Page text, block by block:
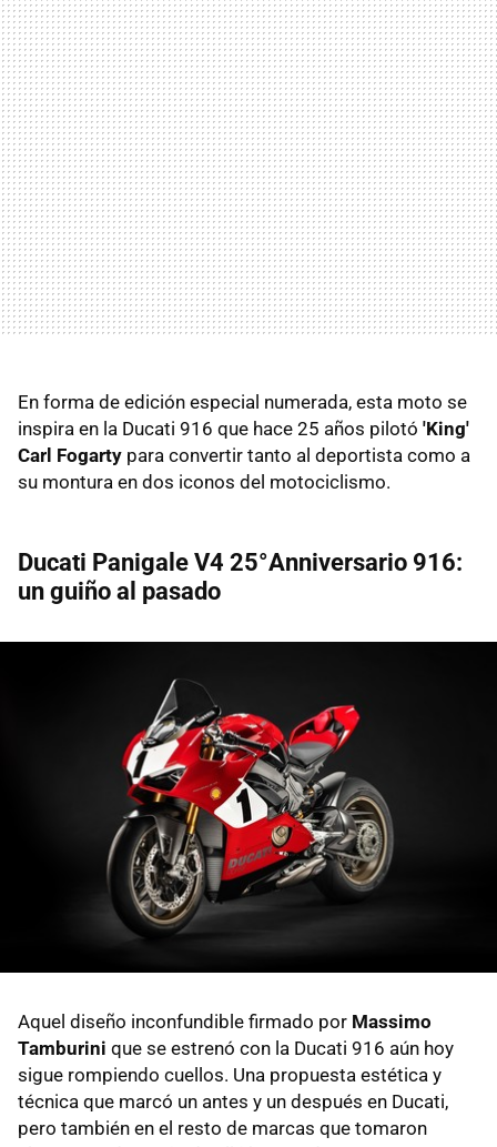
En forma de edición especial numerada, esta moto se
inspira en la Ducati 916 que hace 25 años pilotó 'King'
Carl Fogarty para convertir tanto al deportista como a
su montura en dos iconos del motociclismo.
Ducati Panigale V4 25°Anniversario 916:
un guiño al pasado
Aquel diseño inconfundible firmado por Massimo
Tamburini que se estrenó con la Ducati 916 aún hoy
sigue rompiendo cuellos. Una propuesta estética y
técnica que marcó un antes y un después en Ducati,
pero también en el resto de marcas que tomaron